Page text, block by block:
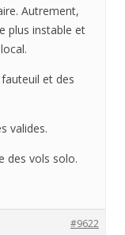
Autrement,
plus instable et
et des
valides.
des vols solo.
#9622